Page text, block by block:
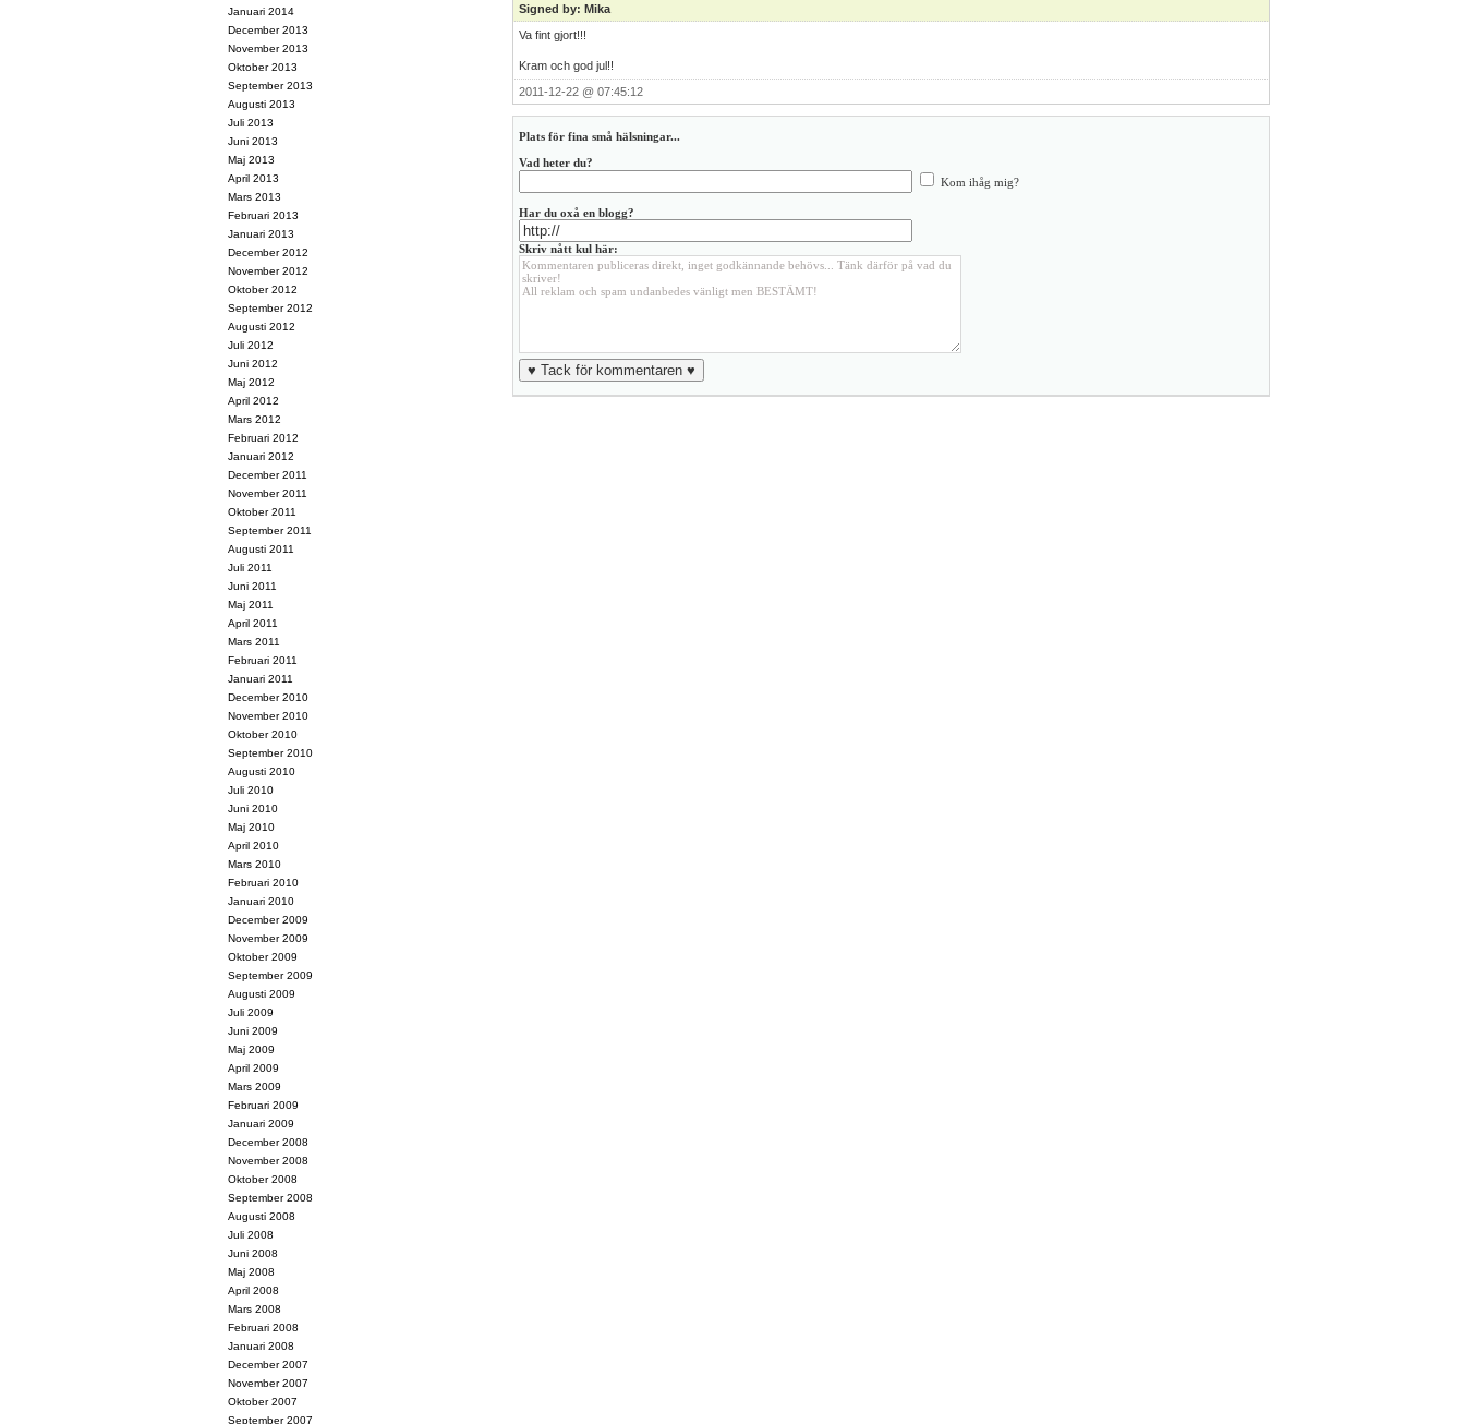
Signed by: Mika
Va fint gjort!!!
Kram och god jul!!
2011-12-22 @ 07:45:12
Plats för fina små hälsningar...
Vad heter du?
Kom ihåg mig?
Har du oxå en blogg?
Skriv nått kul här:
Januari 2014
December 2013
November 2013
Oktober 2013
September 2013
Augusti 2013
Juli 2013
Juni 2013
Maj 2013
April 2013
Mars 2013
Februari 2013
Januari 2013
December 2012
November 2012
Oktober 2012
September 2012
Augusti 2012
Juli 2012
Juni 2012
Maj 2012
April 2012
Mars 2012
Februari 2012
Januari 2012
December 2011
November 2011
Oktober 2011
September 2011
Augusti 2011
Juli 2011
Juni 2011
Maj 2011
April 2011
Mars 2011
Februari 2011
Januari 2011
December 2010
November 2010
Oktober 2010
September 2010
Augusti 2010
Juli 2010
Juni 2010
Maj 2010
April 2010
Mars 2010
Februari 2010
Januari 2010
December 2009
November 2009
Oktober 2009
September 2009
Augusti 2009
Juli 2009
Juni 2009
Maj 2009
April 2009
Mars 2009
Februari 2009
Januari 2009
December 2008
November 2008
Oktober 2008
September 2008
Augusti 2008
Juli 2008
Juni 2008
Maj 2008
April 2008
Mars 2008
Februari 2008
Januari 2008
December 2007
November 2007
Oktober 2007
September 2007